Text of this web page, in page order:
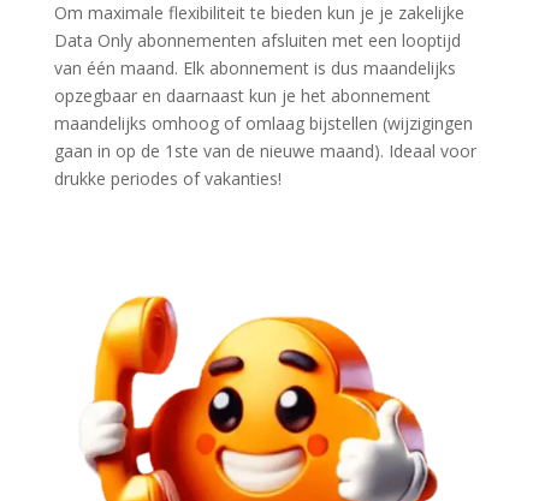
Om maximale flexibiliteit te bieden kun je je zakelijke
Data Onlyabonnementen afsluiten met een looptijd
van één maand. Elk abonnement is dus maandelijks
opzegbaar en daarnaast kun je het abonnement
maandelijks omhoog of omlaag bijstellen (wijzigingen
gaan in op de 1 ste van de nieuwe maand). Ideaal voor
drukke periodes of vakanties!